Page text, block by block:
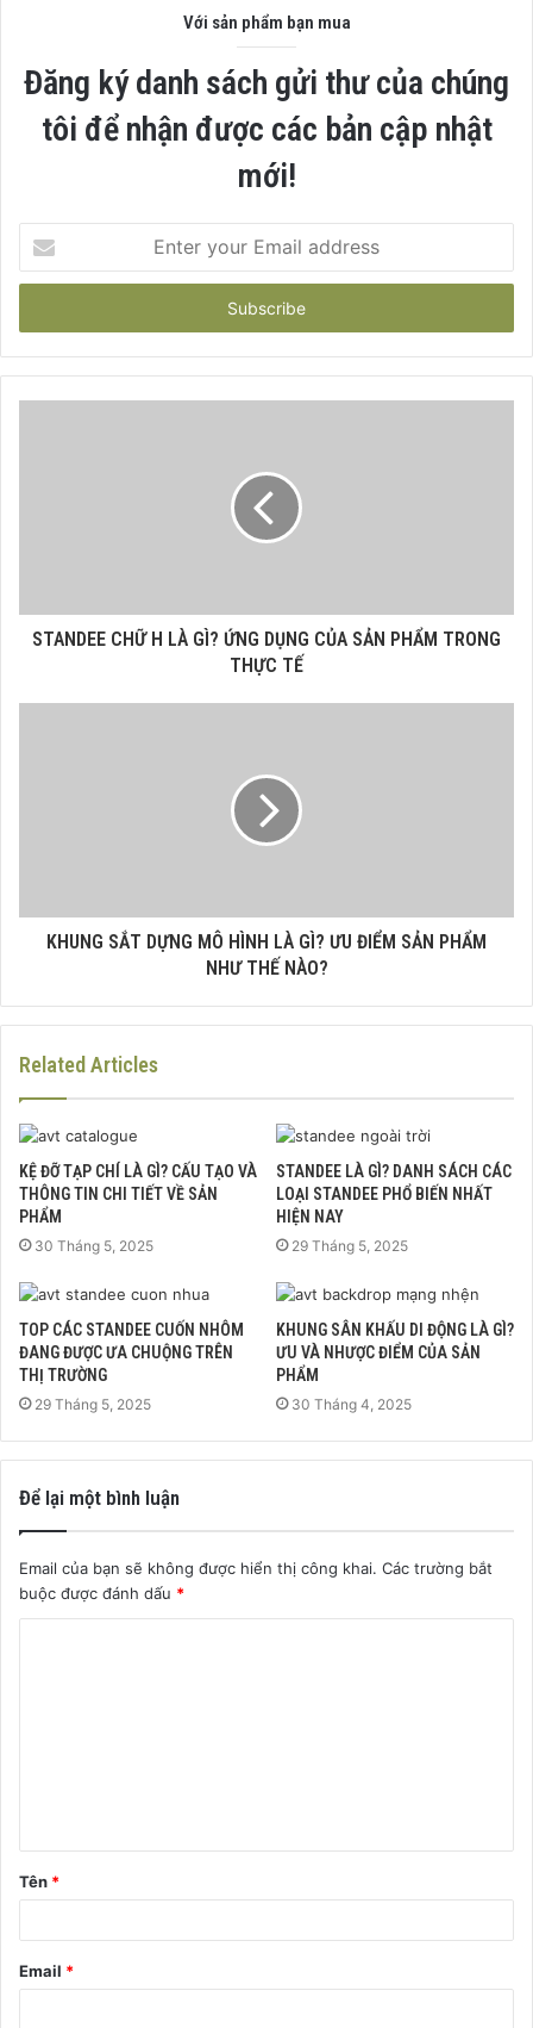
Với sản phẩm bạn mua
Đăng ký danh sách gửi thư của chúng
tôi để nhận được các bản cập nhật
mới!
your
Email
STANDEE CHỮ H LÀ GÌ? ỨNG DỤNG CỦA SẢN PHẨM TRONG
THỰC TẾ
KHUNG SẮT DỰNG MÔ HÌNH LÀ GÌ? ƯU ĐIỂM SẢN PHẨM
NHƯ THẾ NÀO?
Related Articles
KỆ ĐỠ TẠP CHÍ LÀ GÌ? CẤU TẠO VÀ
THÔNG TIN CHI TIẾT VỀ SẢN
PHẨM
30 Tháng 5, 2025
STANDEE LÀ GÌ? DANH SÁCH CÁC
LOẠI STANDEE PHỔ BIẾN NHẤT
HIỆN NAY
29 Tháng 5, 2025
TOP CÁC STANDEE CUỐN NHÔM
ĐANG ĐƯỢC ƯA CHUỘNG TRÊN
THỊ TRƯỜNG
29 Tháng 5, 2025
KHUNG SÂN KHẤU DI ĐỘNG LÀ GÌ?
ƯU VÀ NHƯỢC ĐIỂM CỦA SẢN
PHẨM
30 Tháng 4, 2025
Để lại một bình luận
Email của bạn sẽ không được hiển thị công khai. Các trường bắt
buộc được đánh dấu *
ậ
n
Tên *
Email *